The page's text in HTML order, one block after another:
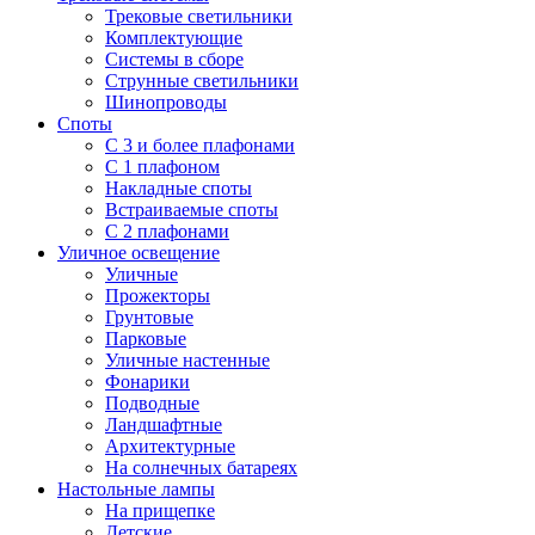
Трековые светильники
Комплектующие
Системы в сборе
Струнные светильники
Шинопроводы
Споты
С 3 и более плафонами
С 1 плафоном
Накладные споты
Встраиваемые споты
С 2 плафонами
Уличное освещение
Уличные
Прожекторы
Грунтовые
Парковые
Уличные настенные
Фонарики
Подводные
Ландшафтные
Архитектурные
На солнечных батареях
Настольные лампы
На прищепке